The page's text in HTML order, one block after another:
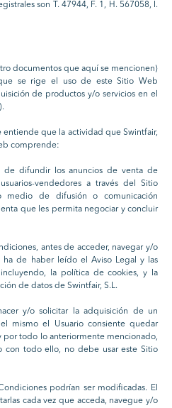
son T. 47944, F. 1, H. 567058, I.
documentos que aquí se mencionen)
se rige el uso de este Sitio Web
de productos y/o servicios en el
entiende que la actividad que Swintfair,
comprende:
difundir los anuncios de venta de
vendedores a través del Sitio
medio de difusión o comunicación
que les permita negociar y concluir
antes de acceder, navegar y/o
ha de haber leído el Aviso Legal y las
la política de cookies, y la
de datos de Swintfair, S.L.
y/o solicitar la adquisición de un
mismo el Usuario consiente quedar
por todo lo anteriormente mencionado,
con todo ello, no debe usar este Sitio
podrían ser modificadas. El
cada vez que acceda, navegue y/o